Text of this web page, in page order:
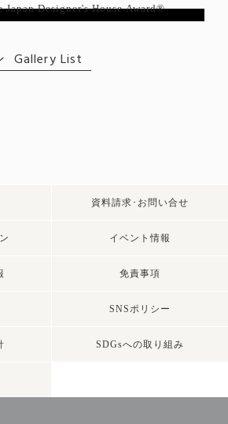
Gallery List
資料請求･お問い合せ
イベント情報
免責事項
SNSポリシー
SDGsへの取り組み